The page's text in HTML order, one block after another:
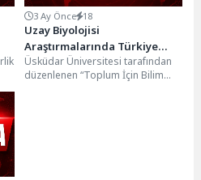
3 Ay Önce 18
Uzay Biyolojisi
Araştırmalarında Türkiye
İmzası!
Üsküdar Üniversitesi tarafından
düzenlenen “Toplum İçin Bilim